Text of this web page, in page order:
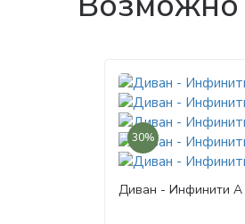
30%
Диван - Инфинити А